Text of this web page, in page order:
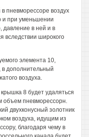
пневморессоре воздух
и при уменьшении
давление в ней и в
вследствии широкого
элемента 10,
в дополнительный
воздуха.
8 будет удаляться
объем пневморессорн.
двухконусный золотник
воздуха, идущим из
благодаря чему в